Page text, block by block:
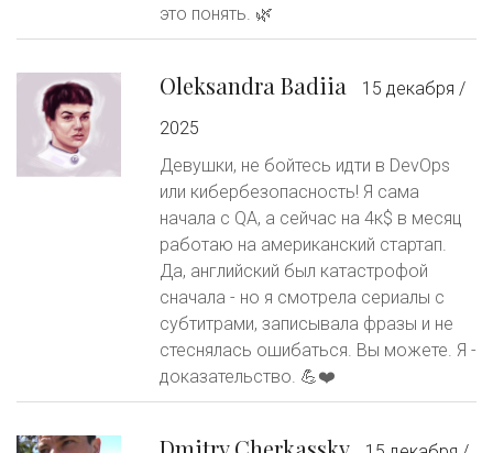
это понять. 🌿
Oleksandra Badiia
15 декабря /
2025
Девушки, не бойтесь идти в DevOps
или кибербезопасность! Я сама
начала с QA, а сейчас на 4к$ в месяц
работаю на американский стартап.
Да, английский был катастрофой
сначала - но я смотрела сериалы с
субтитрами, записывала фразы и не
стеснялась ошибаться. Вы можете. Я -
доказательство. 💪❤️